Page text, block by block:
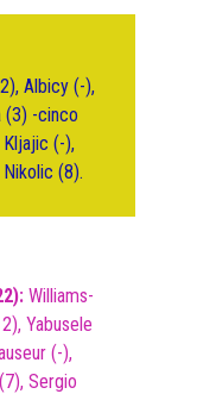
Albicy (-),
(3) -cinco
Kljajic (-),
(8).
Williams-
Yabusele
(-),
Sergio